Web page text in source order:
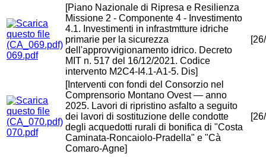
069.pdf
[Piano Nazionale di Ripresa e Resilienza
Missione 2 - Componente 4 - Investimento
4.1. Investimenti in infrastmtture idriche
primarie per la sicurezza
dell'approvvigionamento idrico. Decreto
MIT n. 517 del 16/12/2021. Codice
intervento M2C4-I4.1-A1-5. Dis]
070.pdf
[Interventi con fondi del Consorzio nel
Comprensorio Montano Ovest — anno
2025. Lavori di ripristino asfalto a seguito
dei lavori di sostituzione delle condotte
degli acquedotti rurali di bonifica di "Costa
Caminata-Roncaiolo-Pradella" e "Cà
Comaro-Agne]